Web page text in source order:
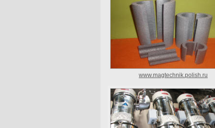
www.magtechnik.polish.ru